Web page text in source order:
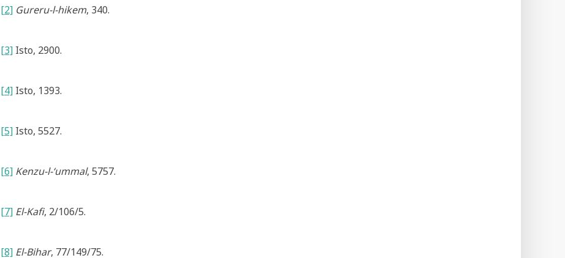
[2] Gureru-l-hikem, 340.
[3] Isto, 2900.
[4] Isto, 1393.
[5] Isto, 5527.
[6] Kenzu-l-‘ummal, 5757.
[7] El-Kafi, 2/106/5.
[8] El-Bihar, 77/149/75.